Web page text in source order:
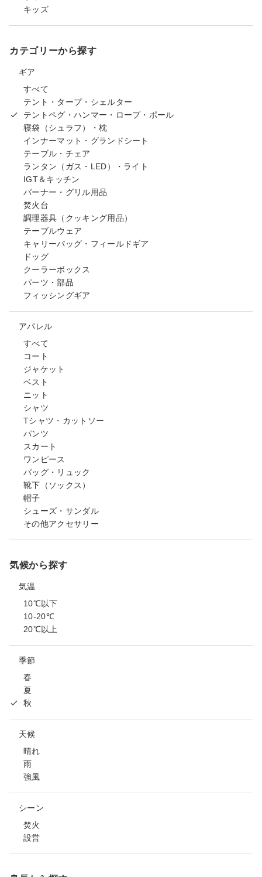
キッズ
カテゴリーから探す
ギア
すべて
テント・タープ・シェルター
テントペグ・ハンマー・ロープ・ポール
寝袋（シュラフ）・枕
インナーマット・グランドシート
テーブル・チェア
ランタン（ガス・LED）・ライト
IGT＆キッチン
バーナー・グリル用品
焚火台
調理器具（クッキング用品）
テーブルウェア
キャリーバッグ・フィールドギア
ドッグ
クーラーボックス
パーツ・部品
フィッシングギア
アパレル
すべて
コート
ジャケット
ベスト
ニット
シャツ
Tシャツ・カットソー
パンツ
スカート
ワンピース
バッグ・リュック
靴下（ソックス）
帽子
シューズ・サンダル
その他アクセサリー
気候から探す
気温
10℃以下
10-20℃
20℃以上
季節
春
夏
秋
天候
晴れ
雨
強風
シーン
焚火
設営